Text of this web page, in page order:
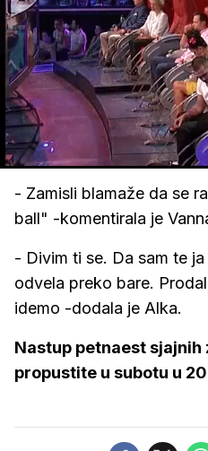
Upali
zvuk
/
Loaded
44.04%
- Zamisli blamaže da se
ball" -komentirala je
- Divim ti se. Da sam te
odvela preko bare.
idemo -dodala je Alka.
Nastup petnaest sjajnih
propustite u subotu u